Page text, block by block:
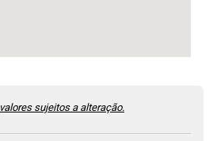
valores sujeitos a alteração.